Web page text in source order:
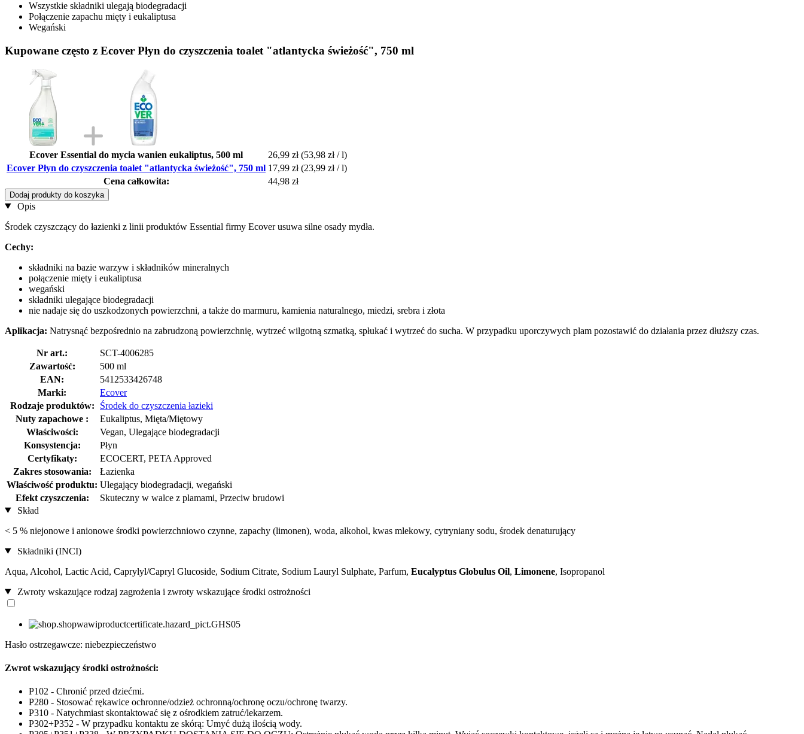
Wszystkie składniki ulegają biodegradacji
Połączenie zapachu mięty i eukaliptusa
Wegański
Kupowane często z Ecover Płyn do czyszczenia toalet "atlantycka świeżość", 750 ml
Ecover Essential do mycia wanien eukaliptus, 500 ml 26,99 zł (53,98 zł / l)
Ecover Płyn do czyszczenia toalet "atlantycka świeżość", 750 ml 17,99 zł (23,99 zł / l)
Cena całkowita:
44,98 zł
Dodaj produkty do koszyka
Opis
Środek czyszczący do łazienki z linii produktów Essential firmy Ecover usuwa silne osady mydła.
Cechy:
składniki na bazie warzyw i składników mineralnych
połączenie mięty i eukaliptusa
wegański
składniki ulegające biodegradacji
nie nadaje się do uszkodzonych powierzchni, a także do marmuru, kamienia naturalnego, miedzi, srebra i złota
Aplikacja: Natrysnąć bezpośrednio na zabrudzoną powierzchnię, wytrzeć wilgotną szmatką, spłukać i wytrzeć do sucha. W przypadku uporczywych plam pozostawić do działania przez dłuższy czas.
Nr art.:
SCT-4006285
Zawartość:
500 ml
EAN:
5412533426748
Marki:
Ecover
Rodzaje produktów:
Środek do czyszczenia łazieki
Nuty zapachowe :
Eukaliptus, Mięta/Miętowy
Właściwości:
Vegan, Ulegające biodegradacji
Konsystencja:
Płyn
Certyfikaty:
ECOCERT, PETA Approved
Zakres stosowania:
Łazienka
Właściwość produktu: Ulegający biodegradacji, wegański
Efekt czyszczenia:
Skuteczny w walce z plamami, Przeciw brudowi
Skład
< 5 % niejonowe i anionowe środki powierzchniowo czynne, zapachy (limonen), woda, alkohol, kwas mlekowy, cytryniany sodu, środek denaturujący
Składniki (INCI)
Aqua, Alcohol, Lactic Acid, Caprylyl/Capryl Glucoside, Sodium Citrate, Sodium Lauryl Sulphate, Parfum, Eucalyptus Globulus Oil, Limonene, Isopropanol
Zwroty wskazujące rodzaj zagrożenia i zwroty wskazujące środki ostrożności
Hasło ostrzegawcze: niebezpieczeństwo
Zwrot wskazujący środki ostrożności:
P102 - Chronić przed dziećmi.
P280 - Stosować rękawice ochronne/odzież ochronną/ochronę oczu/ochronę twarzy.
P310 - Natychmiast skontaktować się z ośrodkiem zatruć/lekarzem.
P302+P352 - W przypadku kontaktu ze skórą: Umyć dużą ilością wody.